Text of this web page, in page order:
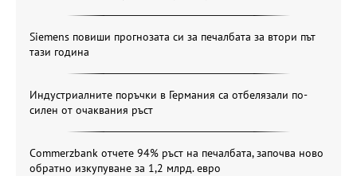
Siemens повиши прогнозата си за печалбата за втори път
тази година
Индустриалните поръчки в Германия са отбелязали по-
силен от очаквания ръст
Commerzbank отчете 94% ръст на печалбата, започва ново
обратно изкупуване за 1,2 млрд. евро